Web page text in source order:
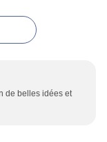
de belles idées et